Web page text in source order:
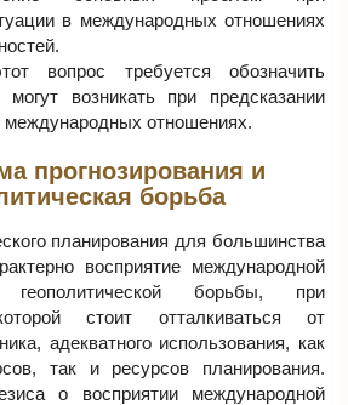
в международных отношениях
вопрос требуется обозначить
возникать при предсказании
международных отношениях.
прогнозирования и
борьба
планирования для большинства
восприятие международной
геополитической борьбы, при
стоит отталкиваться от
адекватного использования, как
так и ресурсов планирования.
о восприятии международной